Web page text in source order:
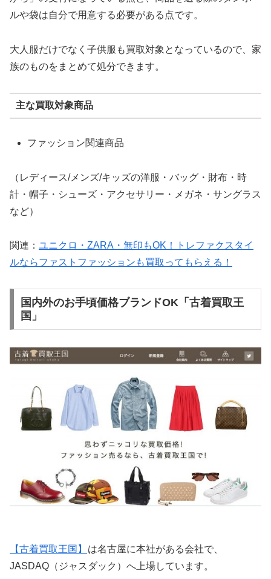
ルや袋は自分で用意する必要がある点です。
大人服だけでなく子供服も買取対象となっているので、家
族のものをまとめて処分できます。
主な買取対象商品
ファッション関連商品
（レディース/メンズ/キッズの洋服・バッグ・財布・時
計・帽子・シューズ・アクセサリー・メガネ・サングラス
など）
関連： ユニクロ・ZARA・無印もOK！トレファクスタイ
ルならファストファッションも買取ってもらえる！
国内外のお手頃価格ブランドOK「古着買取王
国」
【古着買取王国】
は名古屋に本社がある会社で、
JASDAQ（ジャスダック）へ上場しています。